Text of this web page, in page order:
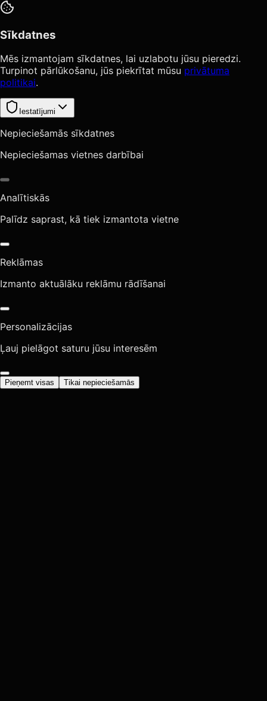
Sīkdatnes
Mēs izmantojam sīkdatnes, lai uzlabotu jūsu pieredzi.
Turpinot pārlūkošanu, jūs piekrītat mūsu privātuma
politikai.
Iestatījumi
Nepieciešamās sīkdatnes
Nepieciešamas vietnes darbībai
Analītiskās
Palīdz saprast, kā tiek izmantota vietne
Reklāmas
Izmanto aktuālāku reklāmu rādīšanai
Personalizācijas
Ļauj pielāgot saturu jūsu interesēm
Pieņemt visas Tikai nepieciešamās